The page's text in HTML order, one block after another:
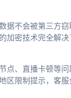
据不会被第三方窃
加密技术完全解决
点、直播卡顿等问
区限制提示，客服